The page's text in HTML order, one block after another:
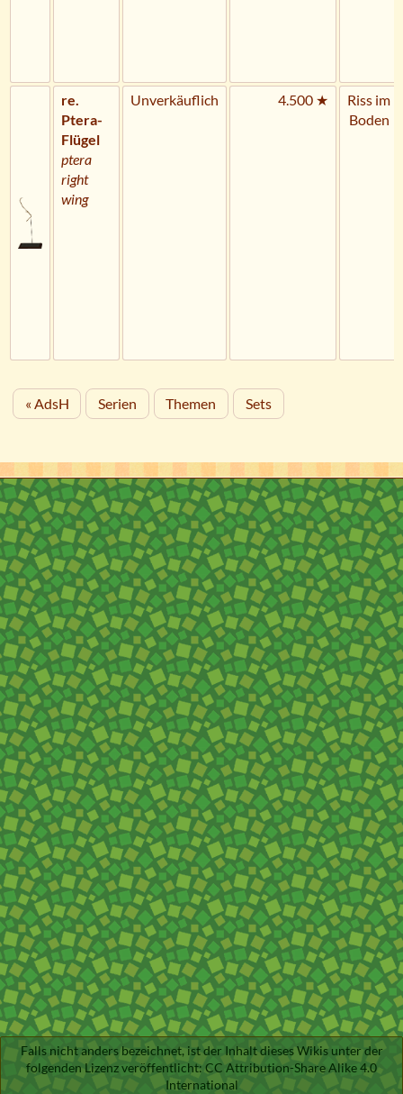
re.
Ptera-
Flügel
ptera
right
wing
Unverkäuflich 4.500 ★
Riss im
Boden
« AdsH Serien Themen Sets
Falls nicht anders bezeichnet, ist der Inhalt dieses Wikis unter der
folgenden Lizenz veröffentlicht: CC Attribution-Share Alike 4.0
International